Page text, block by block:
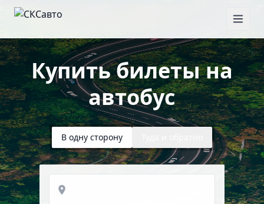
Купить билеты на
автобус
В одну сторону